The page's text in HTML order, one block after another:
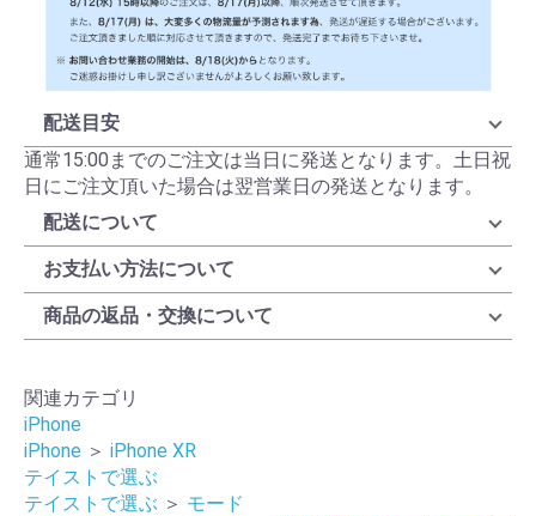
配送目安
通常15:00までのご注文は当日に発送となります。土日祝
日にご注文頂いた場合は翌営業日の発送となります。
配送について
お支払い方法について
商品の返品・交換について
関連カテゴリ
iPhone
iPhone ＞ iPhone XR
テイストで選ぶ
テイストで選ぶ ＞ モード